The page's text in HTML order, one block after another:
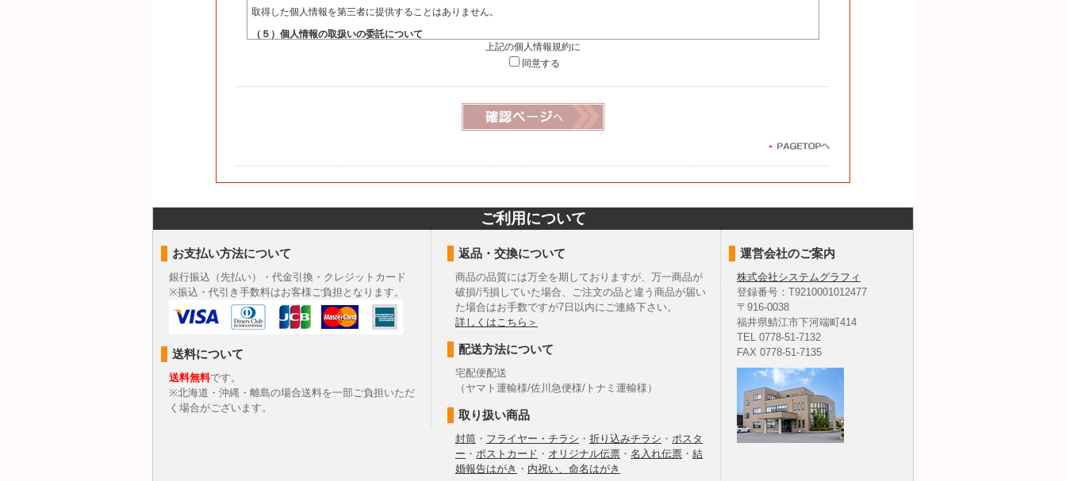
取得した個人情報を第三者に提供することはありません。
（５）個人情報の取扱いの委託について
取得した個人情報の取扱いの全部又は、一部を委託することはありません。
消去および第三者への提供の 停止（「開示等」といいます。）に応じます。
」をご覧下さい。
（８）本人が容易に認識できない方法による個人情報の取得
クッキーやウェブビーコン等を用いるなどして、本人が容易に認識できない方法による個人情報の取得は行っておりません。
（９）個人情報の安全管理措置について
取得した個人情報については、漏洩、減失またはき損の防止と是正、その他個人情報の安全管理のために必要かつ適切な措置を講じ
ます。
お問合せへの回答後、取得した個人情報は当社において削除致します。
このサイトは、SSL（Secure Socket Layer）による暗号化措置を講じています。
皆様方が弊社に提供する個人情報は、基本的に任意の提供と致しますが、お願いした個人情報を提供して頂けない場合、本来の適正
な手続き等の処理又は迅速な連絡等の対応が出来ず、皆様方に不利益を生じる場合があります。
（１１）個人情報保護方針
当社ホームページの
を ご覧下さい。
株式会社 システムグラフィ 代表取締役 児玉修一
上記の個人情報規約に
同意する
ご利用について
お支払い方法について
銀行振込（先払い）・代金引換・クレジットカード
※振込・代引き手数料はお客様ご負担となります。
送料について
送料無料です。
※北海道・沖縄・離島の場合送料を一部ご負担いただ
く場合がございます。
返品・交換について
商品の品質には万全を期しておりますが、万一商品が
破損/汚損していた場合、ご注文の品と違う商品が届い
た場合はお手数ですが7日以内にご連絡下さい。
詳しくはこちら＞
配送方法について
宅配便配送
（ヤマト運輸様/佐川急便様/トナミ運輸様）
取り扱い商品
封筒 ・ フライヤー・チラシ ・ 折り込みチラシ ・ ポスタ
ー ・ ポストカード ・ オリジナル伝票 ・ 名入れ伝票 ・ 結
婚報告はがき ・ 内祝い、命名はがき
運営会社のご案内
株式会社システムグラフィ
登録番号：T9210001012477
〒916-0038
福井県鯖江市下河端町414
TEL 0778-51-7132
FAX 0778-51-7135